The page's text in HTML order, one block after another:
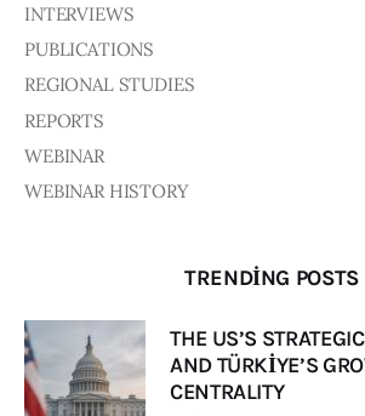
INTERVIEWS
PUBLICATIONS
REGIONAL STUDIES
REPORTS
WEBINAR
WEBINAR HISTORY
TRENDING POSTS
THE US’S
AND TÜRKİYE’S
CENTRALITY